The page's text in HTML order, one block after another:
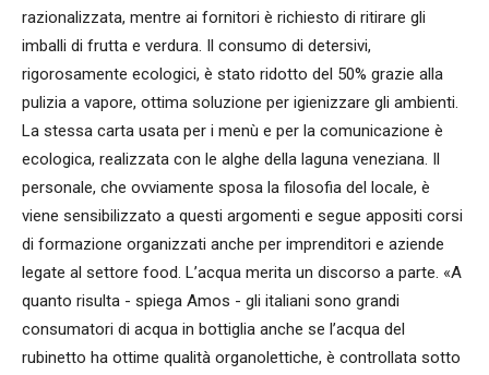
razionalizzata, mentre ai fornitori è richiesto di ritirare gli
imballi di frutta e verdura. Il consumo di detersivi,
rigorosamente ecologici, è stato ridotto del 50% grazie alla
pulizia a vapore, ottima soluzione per igienizzare gli ambienti.
La stessa carta usata per i menù e per la comunicazione è
ecologica, realizzata con le alghe della laguna veneziana. Il
personale, che ovviamente sposa la filosofia del locale, è
viene sensibilizzato a questi argomenti e segue appositi corsi
di formazione organizzati anche per imprenditori e aziende
legate al settore food. L’acqua merita un discorso a parte. «A
quanto risulta - spiega Amos - gli italiani sono grandi
consumatori di acqua in bottiglia anche se l’acqua del
rubinetto ha ottime qualità organolettiche, è controllata sotto